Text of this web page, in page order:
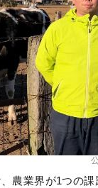
農業界が1つの